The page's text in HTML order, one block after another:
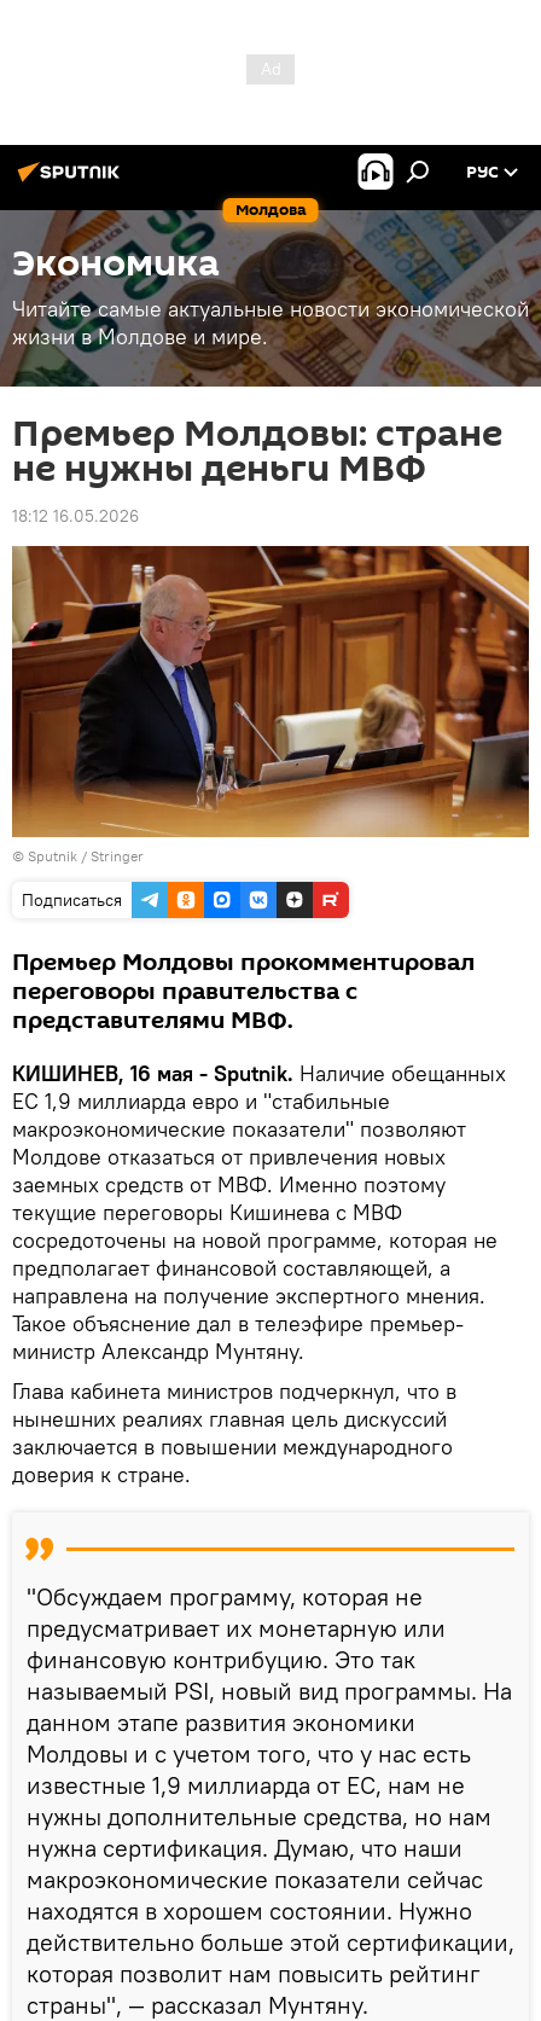
Молдова
РУС
Экономика
Читайте самые актуальные новости экономической
жизни в Молдове и мире.
Премьер Молдовы: стране
не нужны деньги МВФ
18:12 16.05.2026
© Sputnik / Stringer
Подписаться
Премьер Молдовы прокомментировал
переговоры правительства с
представителями МВФ.
КИШИНЕВ, 16 мая - Sputnik. Наличие обещанных
ЕС 1,9 миллиарда евро и "стабильные
макроэкономические показатели" позволяют
Молдове отказаться от привлечения новых
заемных средств от МВФ. Именно поэтому
текущие переговоры Кишинева с МВФ
сосредоточены на новой программе, которая не
предполагает финансовой составляющей, а
направлена на получение экспертного мнения.
Такое объяснение дал в телеэфире премьер-
министр Александр Мунтяну.
Глава кабинета министров подчеркнул, что в
нынешних реалиях главная цель дискуссий
заключается в повышении международного
доверия к стране.
"Обсуждаем программу, которая не
предусматривает их монетарную или
финансовую контрибуцию. Это так
называемый PSI, новый вид программы. На
данном этапе развития экономики
Молдовы и с учетом того, что у нас есть
известные 1,9 миллиарда от ЕС, нам не
нужны дополнительные средства, но нам
нужна сертификация. Думаю, что наши
макроэкономические показатели сейчас
находятся в хорошем состоянии. Нужно
действительно больше этой сертификации,
которая позволит нам повысить рейтинг
страны", — рассказал Мунтяну.